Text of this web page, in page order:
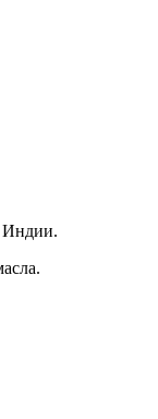
Индии.